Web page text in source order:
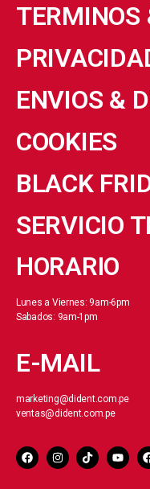
TERMINOS
ENVIOS &
COOKIES
BLACK
SERVICIO
HORARIO
Lunes a Viernes: 9am-6pm
Sabados: 9am-1pm
E-MAIL
marketing@dident.com.pe
ventas@dident.com.pe